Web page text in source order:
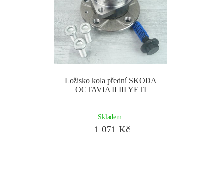
Ložisko kola přední SKODA
OCTAVIA II III YETI
Skladem:
1 071 Kč